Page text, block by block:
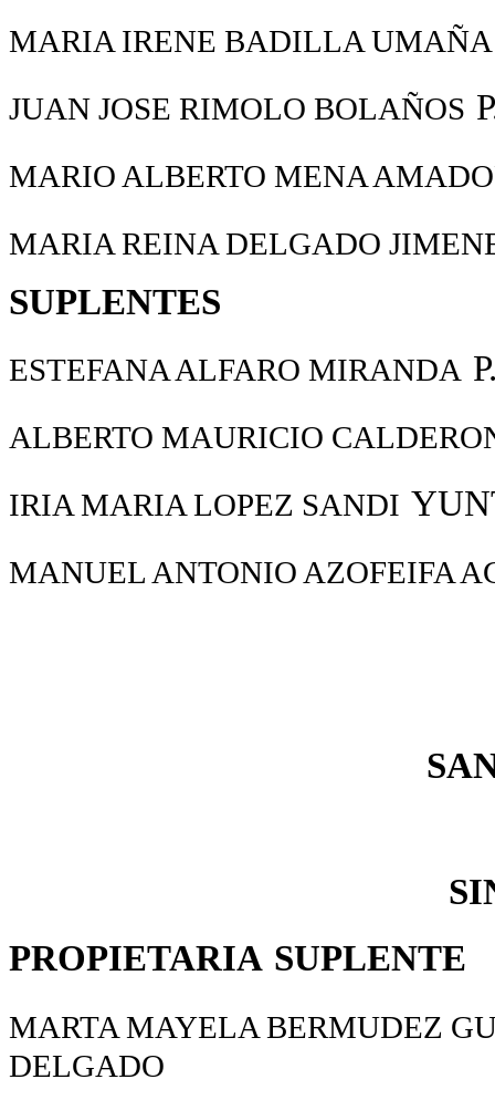
MARIA IRENE BADILLA UMAÑA
JUAN JOSE RIMOLO BOLAÑOS
MARIO ALBERTO MENA
MARIA REINA DELGADO
SUPLENTES
ESTEFANA ALFARO MIRANDA
ALBERTO MAURICIO
IRIA MARIA LOPEZ SANDI
MANUEL ANTONIO AZOFEIFA
PROPIETARIA SUPLENTE
MARTA MAYELA BERMUDEZ
DELGADO